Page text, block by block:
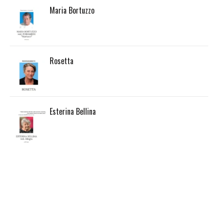
Maria Bortuzzo
Rosetta
Esterina Bellina